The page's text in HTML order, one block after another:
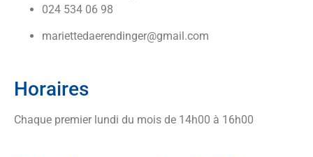
024 534 06 98
mariettedaerendinger@gmail.com
Horaires
Chaque premier lundi du mois de 14h00 à 16h00